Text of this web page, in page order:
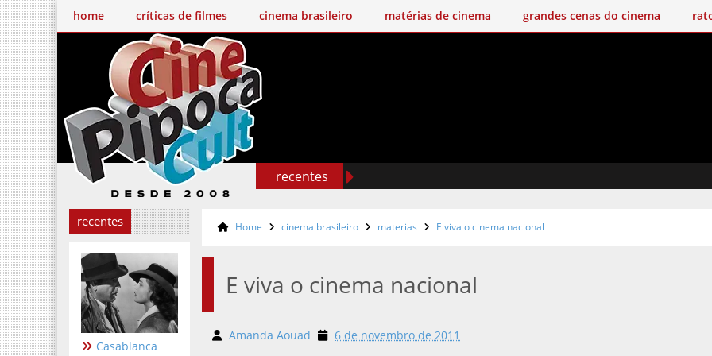
home críticas de filmes cinema brasileiro matérias de cinema grandes cenas do cinema
recentes
recentes
Casablanca
Home cinema brasileiro materias E viva o cinema nacional
E viva o cinema nacional
Amanda Aouad 6 de novembro de 2011